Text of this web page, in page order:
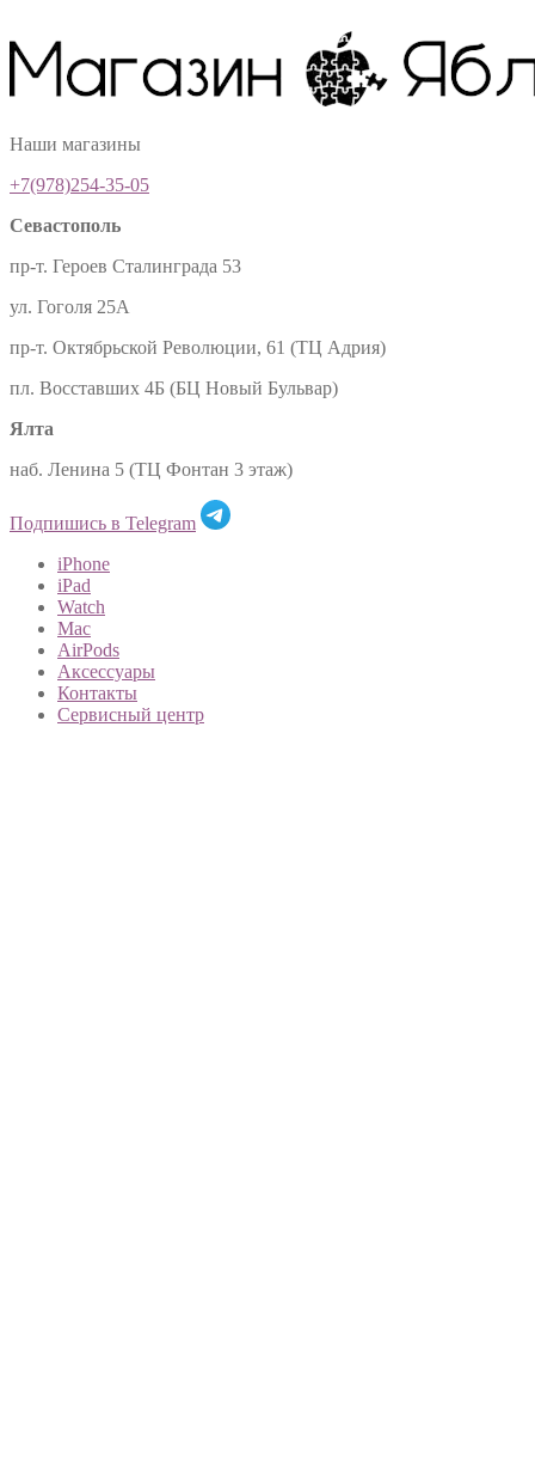
Наши магазины
+7(978)254-35-05
Севастополь
пр-т. Героев Сталинграда 53
ул. Гоголя 25А
пр-т. Октябрьской Революции, 61 (ТЦ Адрия)
пл. Восставших 4Б (БЦ Новый Бульвар)
Ялта
наб. Ленина 5 (ТЦ Фонтан 3 этаж)
Подпишись в Telegram
iPhone
iPad
Watch
Mac
AirPods
Аксессуары
Контакты
Сервисный центр